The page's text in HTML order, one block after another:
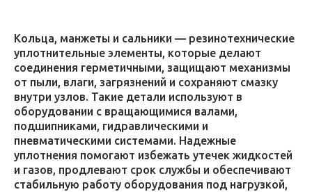
Кольца, манжеты и сальники — резинотехнические
уплотнительные элементы, которые делают
соединения герметичными, защищают механизмы
от пыли, влаги, загрязнений и сохраняют смазку
внутри узлов. Такие детали используют в
оборудовании с вращающимися валами,
подшипниками, гидравлическими и
пневматическими системами. Надежные
уплотнения помогают избежать утечек жидкостей
и газов, продлевают срок службы и обеспечивают
стабильную работу оборудования под нагрузкой,